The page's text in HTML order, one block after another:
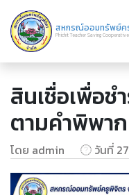
สหกรณ์ออมทรัพย์ค
Phichit Teacher Saving
สินเชื่อเพื่อ
ตามคำพิพา
โดย admin วันที่